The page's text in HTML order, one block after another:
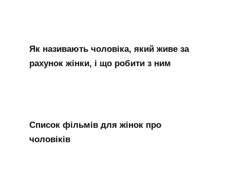
Як називають чоловіка, який живе за
рахунок жінки, і що робити з ним
Список фільмів для жінок про
чоловіків